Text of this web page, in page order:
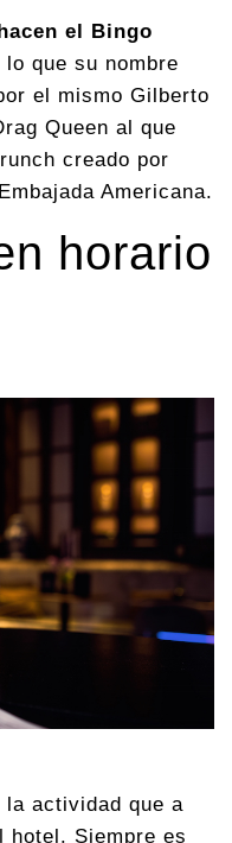
el Bingo
que su nombre
el mismo Gilberto
Queen al que
creado por
Americana.
horario
actividad que a
hotel. Siempre es